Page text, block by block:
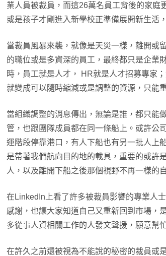
業人員被裁員，而這26萬名員工背後的家庭
或是孩子才剛進入新學校正準備展開新生活
當裁員風暴來襲，就像是天災一樣，離開或
的職位或是多資深的員工，最終都只是企業
時，員工就是人才， HR就是人才招募專家
就變成可以隨時縮減或是調整的資源，只能
當組織調整的消息傳出，無論是誰，都只能
管，也跟團隊成員都在同一條船上。或許公
運階段停靠港口，有人下船也有另一批人上
是帶著我們航向目的地的載具，重要的或許
人，以及離開下船之後那個視野不再一樣的
在LinkedIn上看了許多被裁員影響的專業人
感謝，也讓大家知道自己又重新回到市場，
多從事人資相關工作的人發文聲援，願意幫
在許久之前還被視為不能說的秘密的裁員或